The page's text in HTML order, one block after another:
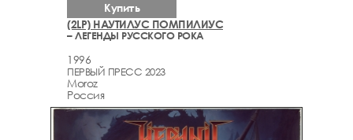
(2LP) НАУТИЛУС ПОМПИЛИУС
– ЛЕГЕНДЫ РУССКОГО РОКА
1996
ПЕРВЫЙ ПРЕСС 2023
Moroz
Россия
Купить